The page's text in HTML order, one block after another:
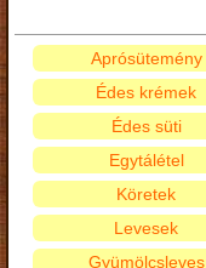
Aprósütemény
Édes krémek
Édes süti
Egytálétel
Köretek
Levesek
Gyümölcsleves